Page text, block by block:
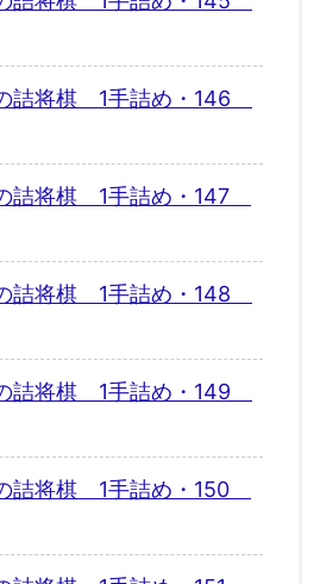
詰将棋 1手詰め・146
詰将棋 1手詰め・147
詰将棋 1手詰め・148
詰将棋 1手詰め・149
詰将棋 1手詰め・150